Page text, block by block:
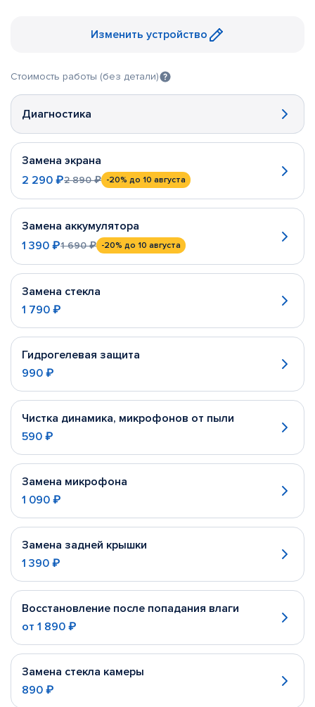
Изменить устройство
Стоимость работы (без детали)
Диагностика
Замена экрана
2 290 ₽2 890 ₽ -20% до 10 августа
Замена аккумулятора
1 390 ₽1 690 ₽ -20% до 10 августа
Замена стекла
1 790 ₽
Гидрогелевая защита
990 ₽
Чистка динамика, микрофонов от пыли
590 ₽
Замена микрофона
1 090 ₽
Замена задней крышки
1 390 ₽
Восстановление после попадания влаги
от 1 890 ₽
Замена стекла камеры
890 ₽